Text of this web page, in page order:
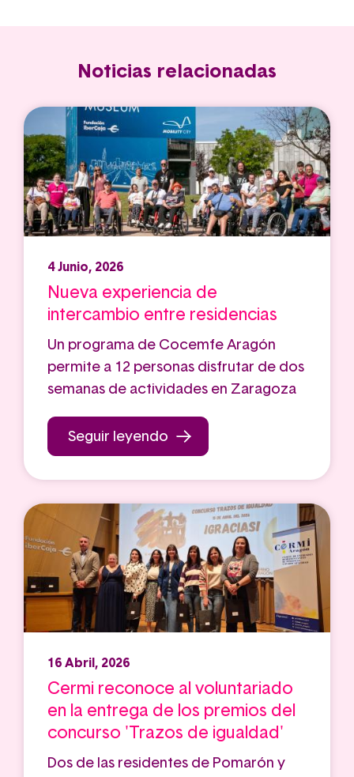
Noticias relacionadas
4 Junio, 2026
Nueva experiencia de
intercambio entre residencias
Un programa de Cocemfe Aragón
permite a 12 personas disfrutar de dos
semanas de actividades en Zaragoza
Seguir leyendo
16 Abril, 2026
Cermi reconoce al voluntariado
en la entrega de los premios del
concurso 'Trazos de igualdad'
Dos de las residentes de Pomarón y